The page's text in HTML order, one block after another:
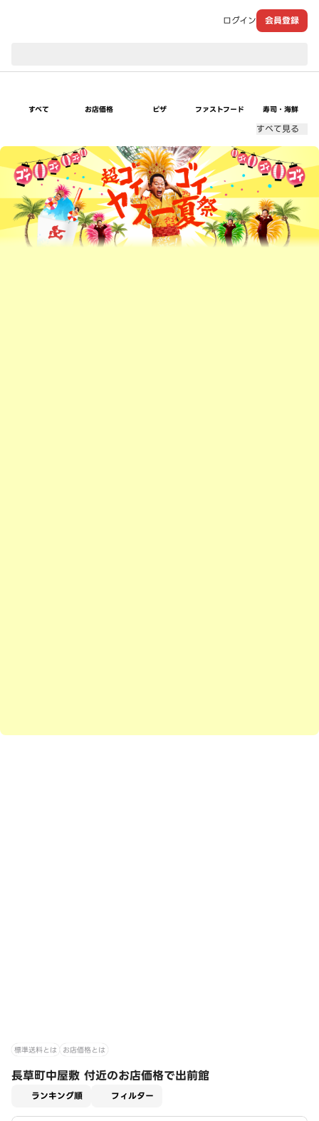
ログイン 会員登録
すべて お店価格 ピザ ファストフード 寿司・海鮮
すべて見る
超ゴイゴイヤスー夏祭
標準送料とは お店価格とは
長草町中屋敷 付近のお店価格で出前館
ランキング順 フィルター